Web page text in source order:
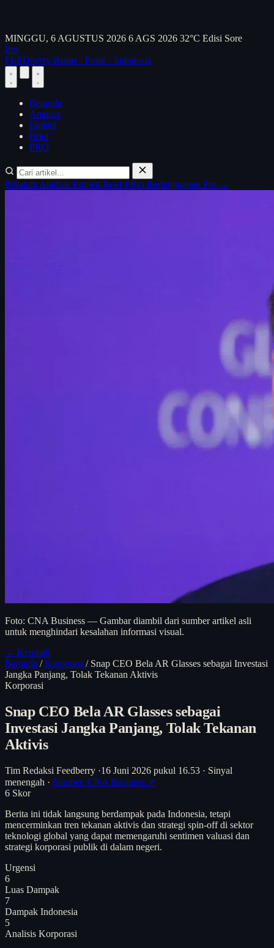
MINGGU, 6 AGUSTUS 2026 6 AGS 2026 32°C Edisi Sore
Pro
FEEDberry Bisnis · Pasar · Indonesia
Beranda
Analisis
Emiten
Brief
PRO
Beranda Analisis Emiten BriefPRO Berlangganan Pro →
Foto: CNA Business — Gambar diambil dari sumber artikel asli
untuk menghindari kesalahan informasi visual.
← Kembali
Beranda / Korporasi / Snap CEO Bela AR Glasses sebagai Investasi
Jangka Panjang, Tolak Tekanan Aktivis
Korporasi
Snap CEO Bela AR Glasses sebagai
Investasi Jangka Panjang, Tolak Tekanan
Aktivis
Tim Redaksi Feedberry ·16 Juni 2026 pukul 16.53 · Sinyal
menengah · Sumber: CNA Business ↗
6 Skor
Berita ini tidak langsung berdampak pada Indonesia, tetapi
mencerminkan tren tekanan aktivis dan strategi spin-off di sektor
teknologi global yang dapat memengaruhi sentimen valuasi dan
strategi korporasi publik di dalam negeri.
Urgensi
6
Luas Dampak
7
Dampak Indonesia
5
Analisis Korporasi